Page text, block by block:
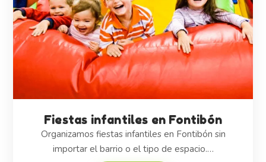
Fiestas infantiles en Fontibón
Organizamos fiestas infantiles en Fontibón sin
importar el barrio o el tipo de espacio.…